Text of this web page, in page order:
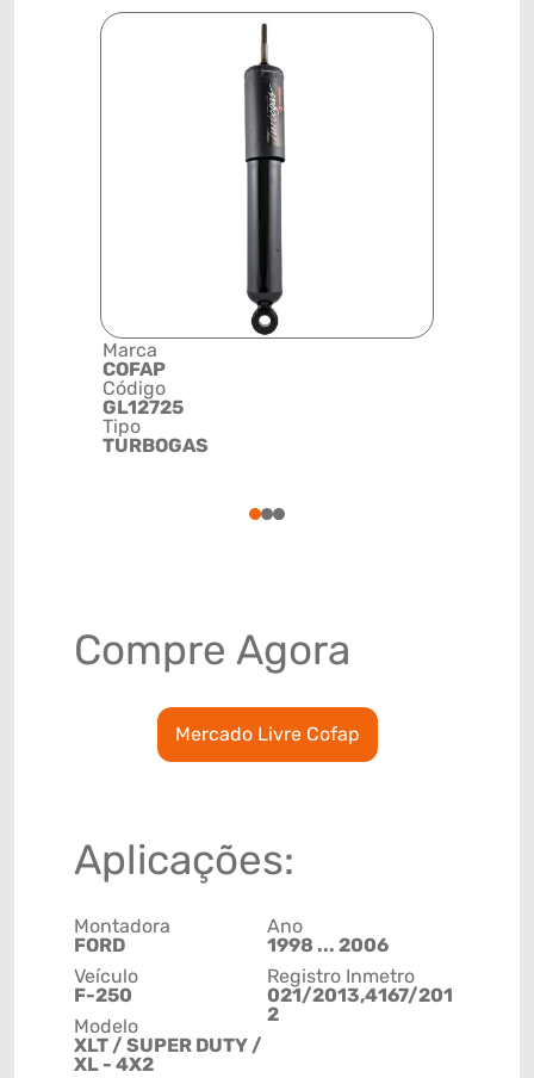
Marca
COFAP
Código
GL12725
Tipo
TURBOGAS
123
Compre Agora
Mercado Livre Cofap
Aplicações:
Montadora
FORD
Veículo
F-250
Modelo
XLT / SUPER DUTY /
XL - 4X2
Ano
1998 ... 2006
Registro Inmetro
021/2013,4167/201
2